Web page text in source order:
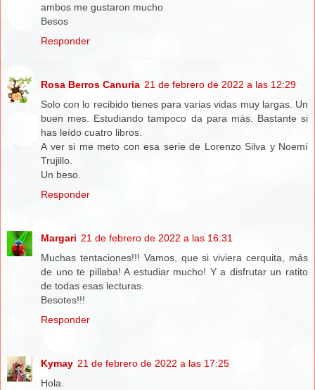
ambos me gustaron mucho
Besos
Responder
Rosa Berros Canuria 21 de febrero de 2022 a las 12:29
Solo con lo recibido tienes para varias vidas muy largas. Un
buen mes. Estudiando tampoco da para más. Bastante si
has leído cuatro libros.
A ver si me meto con esa serie de Lorenzo Silva y Noemí
Trujillo.
Un beso.
Responder
Margari 21 de febrero de 2022 a las 16:31
Muchas tentaciones!!! Vamos, que si viviera cerquita, más
de uno te pillaba! A estudiar mucho! Y a disfrutar un ratito
de todas esas lecturas.
Besotes!!!
Responder
Kymay 21 de febrero de 2022 a las 17:25
Hola.